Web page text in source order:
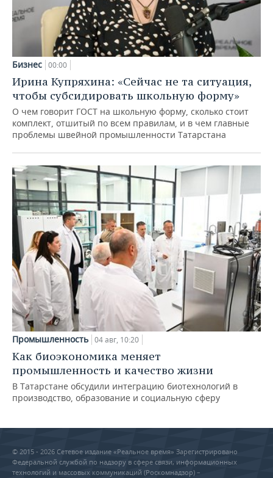
Бизнес 00:00
Ирина Купряхина: «Сейчас не та ситуация,
чтобы субсидировать школьную форму»
О чем говорит ГОСТ на школьную форму, сколько стоит
комплект, отшитый по всем правилам, и в чем главные
проблемы швейной промышленности Татарстана
Промышленность 04 авг, 10:20
Как биоэкономика меняет
промышленность и качество жизни
В Татарстане обсудили интеграцию биотехнологий в
производство, образование и социальную сферу
© 2015 - 2026 Сетевое издание «Реальное время» Зарегистрировано
Федеральной службой по надзору в сфере связи, информационных
технологий и массовых коммуникаций (Роскомнадзор) –